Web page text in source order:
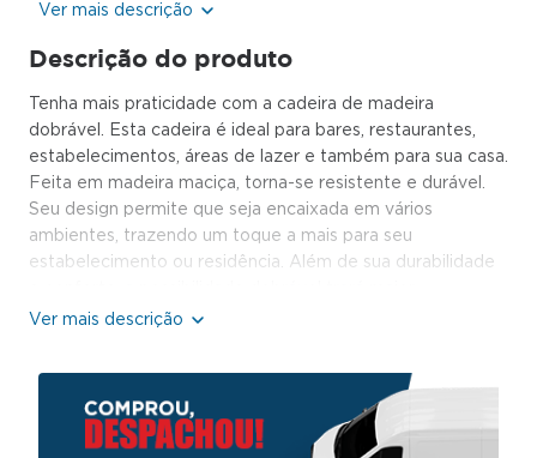
Ver mais descrição
Descrição do produto
Tenha mais praticidade com a cadeira de madeira
dobrável. Esta cadeira é ideal para bares, restaurantes,
estabelecimentos, áreas de lazer e também para sua casa.
Feita em madeira maciça, torna-se resistente e durável.
Seu design permite que seja encaixada em vários
ambientes, trazendo um toque a mais para seu
estabelecimento ou residência. Além de sua durabilidade
comodidade e praticidade de deslocamento.
Coleção dobrável
Material da estrutura em madeira maciça